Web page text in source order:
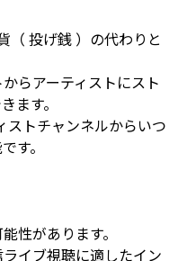
（ 投げ銭 ）の代わりと
らアーティストにスト
ます。
ストチャンネルからいつ
す。
性があります。
イブ視聴に適したイン